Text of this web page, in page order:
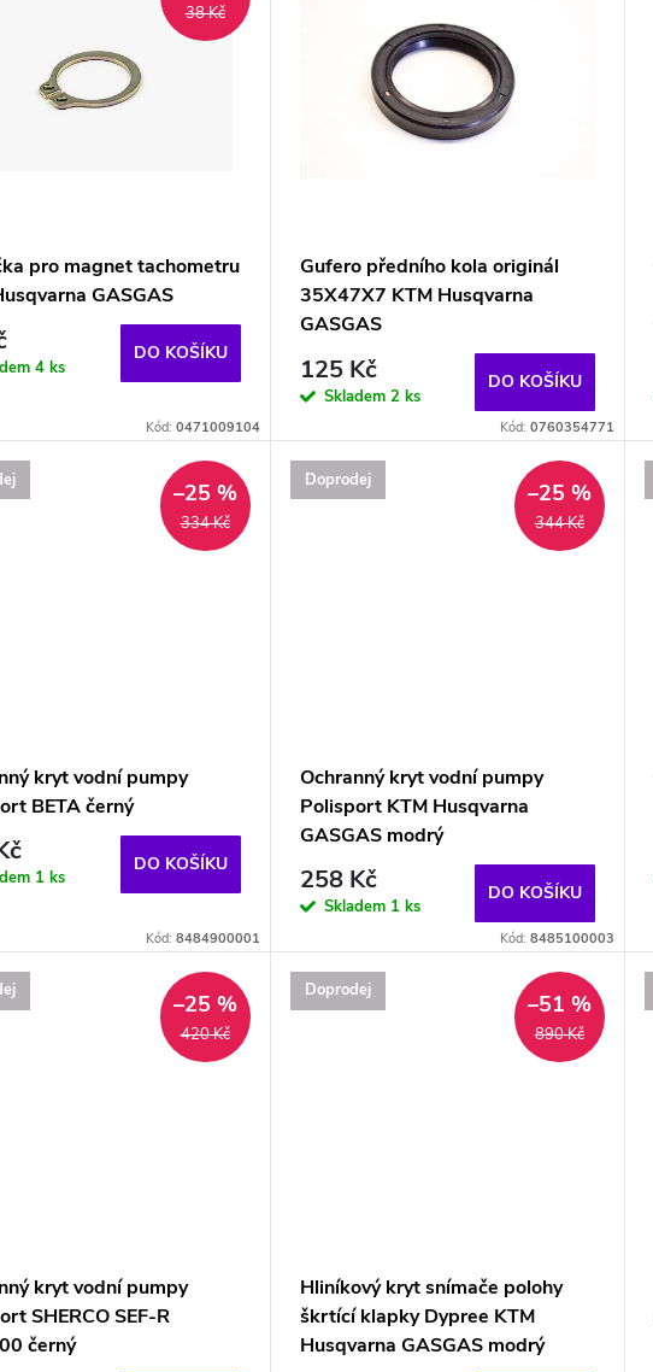
38 Kč
pro magnet tachometru
GASGAS
4 ks
DO KOŠÍKU
Kód: 0471009104
Gufero předního kola originál
35X47X7 KTM Husqvarna
GASGAS
125 Kč
Skladem 2 ks
DO KOŠÍKU
Kód: 0760354771
334 Kč
–25 %
kryt vodní pumpy
BETA černý
1 ks
DO KOŠÍKU
Kód: 8484900001
Doprodej
344 Kč
–25 %
Ochranný kryt vodní pumpy
Polisport KTM Husqvarna
GASGAS modrý
258 Kč
Skladem 1 ks
DO KOŠÍKU
Kód: 8485100003
420 Kč
–25 %
kryt vodní pumpy
SHERCO SEF-R
černý
Doprodej
890 Kč
–51 %
Hliníkový kryt snímače polohy
škrtící klapky Dypree KTM
Husqvarna GASGAS modrý